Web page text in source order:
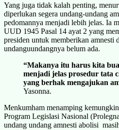
Yang juga tidak kalah penting,
diperlukan segera undang-undang
pedomannya menjadi lebih jelas. Ia
UUD 1945 Pasal 14 ayat 2 yang
presiden untuk memberikan amnesti
undanguundangnya belum ada.
“Makanya itu harus kita
menjadi jelas prosedur tata
yang berhak mengajukan
Yasonna.
Menkumham menamping
Program Legislasi Nasional
undang undang amnesti abolisi